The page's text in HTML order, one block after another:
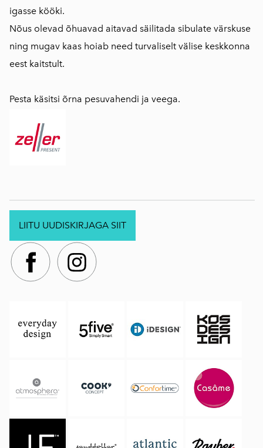
igasse kööki.
Nõus olevad õhuavad aitavad säilitada sibulate värskuse
ning mugav kaas hoiab need turvaliselt välise keskkonna
eest kaitstult.
Pesta käsitsi õrna pesuvahendi ja veega.
LIITU UUDISKIRJAGA SIIT